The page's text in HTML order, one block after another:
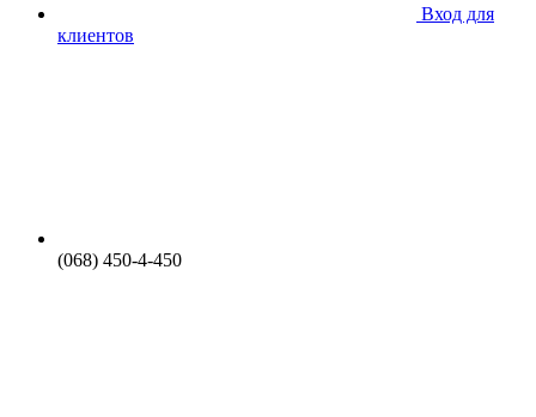
Вход для
клиентов
(068) 450-4-450